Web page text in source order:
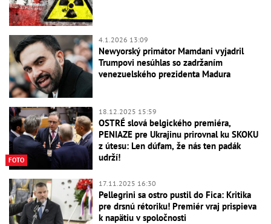
4.1.2026 13:09
Newyorský primátor Mamdani vyjadril
Trumpovi nesúhlas so zadržaním
venezuelského prezidenta Madura
FOTO
18.12.2025 15:59
OSTRÉ slová belgického premiéra,
PENIAZE pre Ukrajinu prirovnal ku SKOKU
z útesu: Len dúfam, že nás ten padák
udrží!
17.11.2025 16:30
Pellegrini sa ostro pustil do Fica: Kritika
pre drsnú rétoriku! Premiér vraj prispieva
k napätiu v spoločnosti